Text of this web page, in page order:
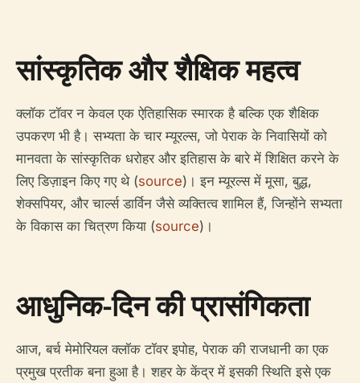
सांस्कृतिक और शैक्षिक महत्व
क्लॉक टॉवर न केवल एक ऐतिहासिक स्मारक है बल्कि एक शैक्षिक
उपकरण भी है। सभ्यता के चार म्यूरल्स, जो पेराक के निवासियों को
मानवता के सांस्कृतिक धरोहर और इतिहास के बारे में शिक्षित करने के
लिए डिज़ाइन किए गए थे (source)। इन म्यूरल्स में मूसा, बुद्ध,
शेक्सपियर, और चार्ल्स डार्विन जैसे व्यक्तित्व शामिल हैं, जिन्होंने सभ्यता
के विकास का चित्रण किया (source)।
आधुनिक-दिन की प्रासंगिकता
आज, बर्च मेमोरियल क्लॉक टॉवर इपोह, पेराक की राजधानी का एक
प्रमुख प्रतीक बना हुआ है। शहर के केंद्र में इसकी स्थिति इसे एक